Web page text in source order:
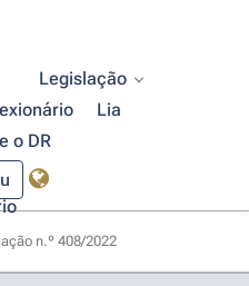
Legislação
Lia
o DR
n.º 408/2022